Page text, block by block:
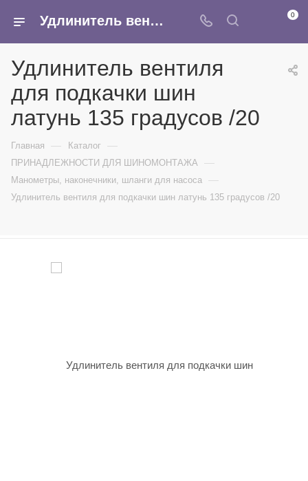
Удлинитель вентиля для подкачки шин латунь 135 градусов /20 - купить в интернет-магазине Армина 0
Удлинитель вентиля
для подкачки шин
латунь 135 градусов /20
Главная — Каталог —
ПРИНАДЛЕЖНОСТИ ДЛЯ ШИНОМОНТАЖА —
Манометры, наконечники, шланги для насоса —
Удлинитель вентиля для подкачки шин латунь 135 градусов /20